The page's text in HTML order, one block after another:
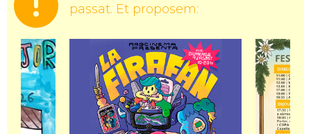
passat. Et proposem: